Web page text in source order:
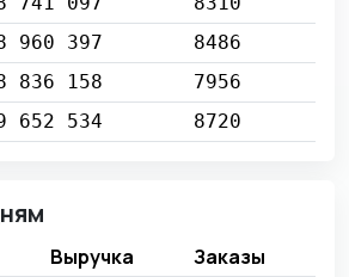
960 397
8486
836 158
7956
652 534 8720
Выручка Заказы